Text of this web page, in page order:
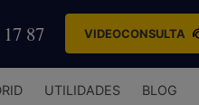
87 VIDEOCONSULTA
UTILIDADES BLOG